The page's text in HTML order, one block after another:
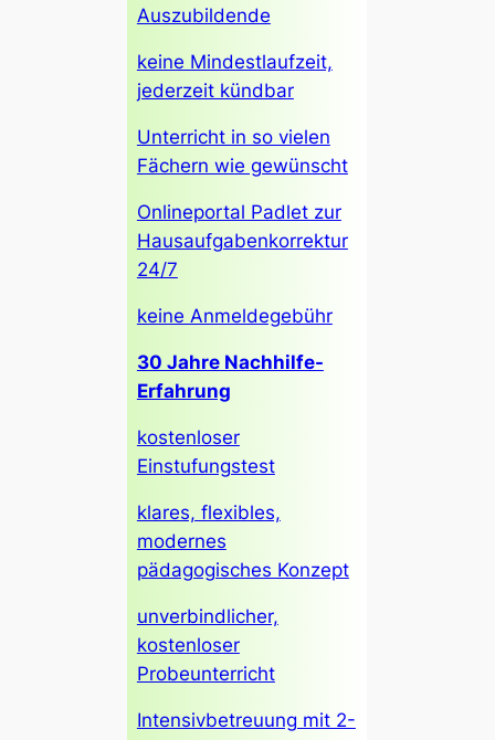
Auszubildende
keine Mindestlaufzeit,
jederzeit kündbar
Unterricht in so vielen
Fächern wie gewünscht
Onlineportal Padlet zur
Hausaufgabenkorrektur
24/7
keine Anmeldegebühr
30 Jahre Nachhilfe-
Erfahrung
kostenloser
Einstufungstest
klares, flexibles,
modernes
pädagogisches Konzept
unverbindlicher,
kostenloser
Probeunterricht
Intensivbetreuung mit 2-